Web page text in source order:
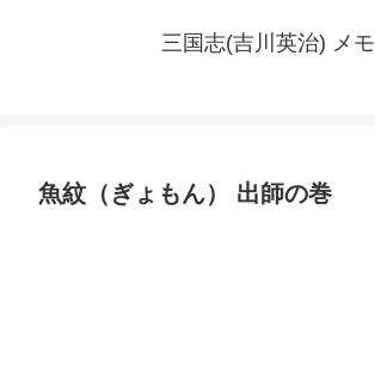
三国志(吉川英治) メモ
魚紋（ぎょもん） 出師の巻